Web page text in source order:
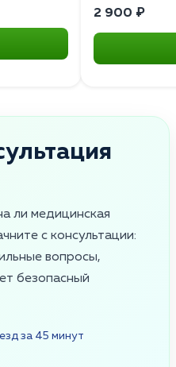
2 900 ₽
ли медицинская
с консультации:
вопросы,
безопасный
за 45 минут